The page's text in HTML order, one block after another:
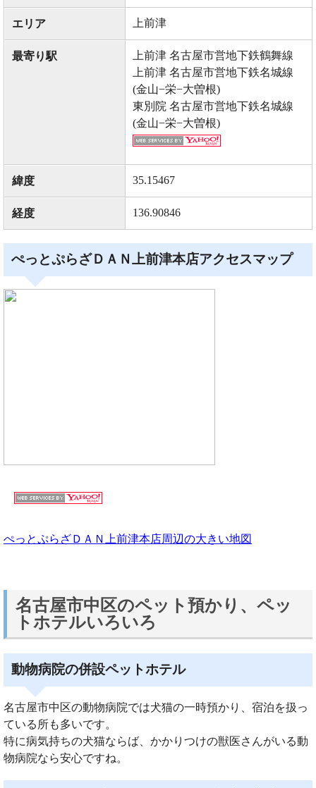
エリア 上前津
最寄り駅
上前津 名古屋市営地下鉄鶴舞線
上前津 名古屋市営地下鉄名城線
(金山−栄−大曽根)
東別院 名古屋市営地下鉄名城線
(金山−栄−大曽根)
緯度 35.15467
経度 136.90846
ぺっとぷらざＤＡＮ上前津本店アクセスマップ
ぺっとぷらざＤＡＮ上前津本店周辺の大きい地図
名古屋市中区のペット預かり、ペッ
トホテルいろいろ
動物病院の併設ペットホテル
名古屋市中区の動物病院では犬猫の一時預かり、宿泊を扱っ
ている所も多いです。
特に病気持ちの犬猫ならば、かかりつけの獣医さんがいる動
物病院なら安心ですね。